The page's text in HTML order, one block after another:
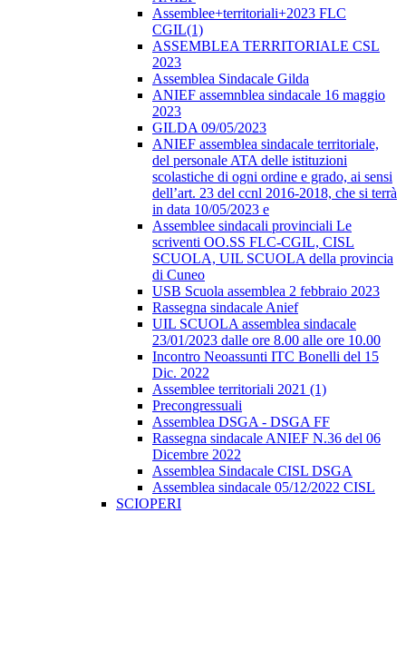
Assemblee+territoriali+2023 FLC
CGIL(1)
ASSEMBLEA TERRITORIALE CSL
2023
Assemblea Sindacale Gilda
ANIEF assemnblea sindacale 16 maggio
2023
GILDA 09/05/2023
ANIEF assemblea sindacale territoriale,
del personale ATA delle istituzioni
scolastiche di ogni ordine e grado, ai sensi
dell’art. 23 del ccnl 2016-2018, che si terrà
in data 10/05/2023 e
Assemblee sindacali provinciali Le
scriventi OO.SS FLC-CGIL, CISL
SCUOLA, UIL SCUOLA della provincia
di Cuneo
USB Scuola assemblea 2 febbraio 2023
Rassegna sindacale Anief
UIL SCUOLA assemblea sindacale
23/01/2023 dalle ore 8.00 alle ore 10.00
Incontro Neoassunti ITC Bonelli del 15
Dic. 2022
Assemblee territoriali 2021 (1)
Precongressuali
Assemblea DSGA - DSGA FF
Rassegna sindacale ANIEF N.36 del 06
Dicembre 2022
Assemblea Sindacale CISL DSGA
Assemblea sindacale 05/12/2022 CISL
SCIOPERI